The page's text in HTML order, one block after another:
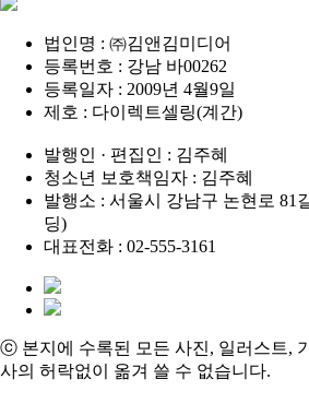
법인명 : ㈜김앤김미디어
등록번호 : 강남 바00262
등록일자 : 2009년 4월9일
제호 : 다이렉트셀링(계간)
발행인 · 편집인 : 김주혜
청소년 보호책임자 : 김주혜
발행소 : 서울시 강남구 논현로 81
딩)
대표전화 : 02-555-3161
ⓒ 본지에 수록된 모든 사진, 일러스트,
사의 허락없이 옮겨 쓸 수 없습니다.